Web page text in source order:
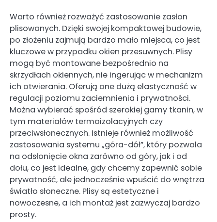
Warto również rozważyć zastosowanie zasłon
plisowanych. Dzięki swojej kompaktowej budowie,
po złożeniu zajmują bardzo mało miejsca, co jest
kluczowe w przypadku okien przesuwnych. Plisy
mogą być montowane bezpośrednio na
skrzydłach okiennych, nie ingerując w mechanizm
ich otwierania. Oferują one dużą elastyczność w
regulacji poziomu zaciemnienia i prywatności.
Można wybierać spośród szerokiej gamy tkanin, w
tym materiałów termoizolacyjnych czy
przeciwsłonecznych. Istnieje również możliwość
zastosowania systemu „góra-dół”, który pozwala
na odsłonięcie okna zarówno od góry, jak i od
dołu, co jest idealne, gdy chcemy zapewnić sobie
prywatność, ale jednocześnie wpuścić do wnętrza
światło słoneczne. Plisy są estetyczne i
nowoczesne, a ich montaż jest zazwyczaj bardzo
prosty.